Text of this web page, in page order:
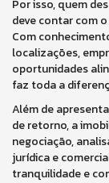
Por isso, quem
deve contar com
Com
localizações,
oportunidades
faz toda a
Além de
de retorno, a
negociação,
jurídica e
tranquilidade e